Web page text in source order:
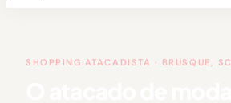
SHOPPING ATACADISTA · BRUSQUE, SC